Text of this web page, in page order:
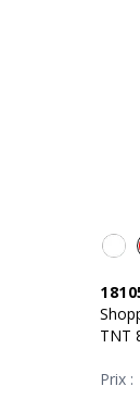
TNT
Prix :